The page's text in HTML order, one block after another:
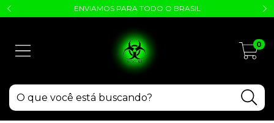
ENVIAMOS PARA TODO O BRASIL
0